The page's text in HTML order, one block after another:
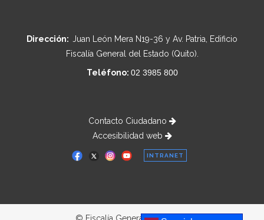
Dirección: Juan León Mera N19-36 y Av. Patria, Edificio
Fiscalía General del Estado (Quito).
Teléfono: 02 3985 800
Contacto Ciudadano
Accesibilidad web
INTRANET
© Fiscalía General del Estado